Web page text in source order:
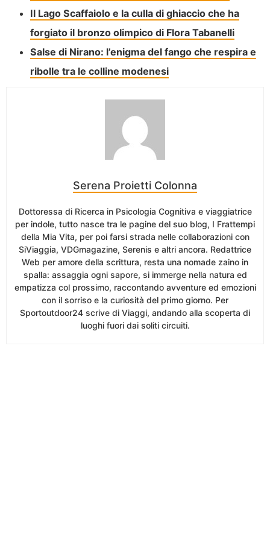
Il Lago Scaffaiolo e la culla di ghiaccio che ha
forgiato il bronzo olimpico di Flora Tabanelli
Salse di Nirano: l’enigma del fango che respira e
ribolle tra le colline modenesi
Serena Proietti Colonna
Dottoressa di Ricerca in Psicologia Cognitiva e viaggiatrice
per indole, tutto nasce tra le pagine del suo blog, I Frattempi
della Mia Vita, per poi farsi strada nelle collaborazioni con
SiViaggia, VDGmagazine, Serenis e altri ancora. Redattrice
Web per amore della scrittura, resta una nomade zaino in
spalla: assaggia ogni sapore, si immerge nella natura ed
empatizza col prossimo, raccontando avventure ed emozioni
con il sorriso e la curiosità del primo giorno. Per
Sportoutdoor24 scrive di Viaggi, andando alla scoperta di
luoghi fuori dai soliti circuiti.